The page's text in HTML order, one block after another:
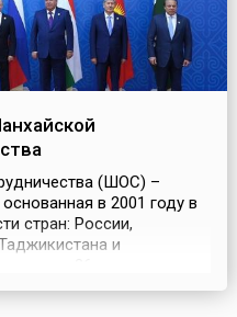
(ШОС) –
в 2001 году в
стран: России,
и
и наблюдателей на